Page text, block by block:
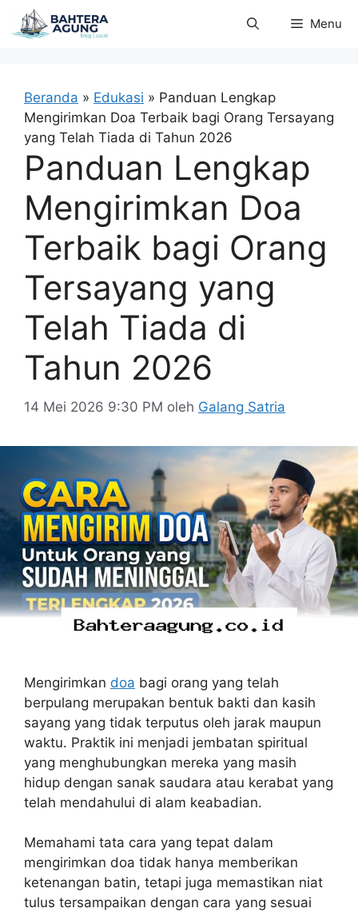
Langsung
ke
Menu
Beranda » Edukasi » Panduan Lengkap
Mengirimkan Doa Terbaik bagi Orang Tersayang
yang Telah Tiada di Tahun 2026
Panduan Lengkap
Mengirimkan Doa
Terbaik bagi Orang
Tersayang yang
Telah Tiada di
Tahun 2026
14 Mei 2026 9:30 PM oleh Galang Satria
Mengirimkan doa bagi orang yang telah
berpulang merupakan bentuk bakti dan kasih
sayang yang tidak terputus oleh jarak maupun
waktu. Praktik ini menjadi jembatan spiritual
yang menghubungkan mereka yang masih
hidup dengan sanak saudara atau kerabat yang
telah mendahului di alam keabadian.
Memahami tata cara yang tepat dalam
mengirimkan doa tidak hanya memberikan
ketenangan batin, tetapi juga memastikan niat
tulus tersampaikan dengan cara yang sesuai